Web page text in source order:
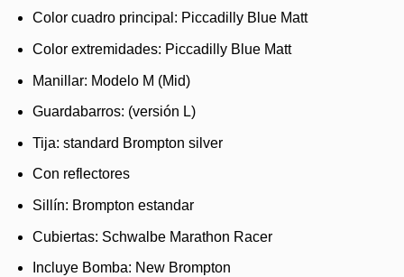
Color cuadro principal: Piccadilly Blue Matt
Color extremidades: Piccadilly Blue Matt
Manillar: Modelo M (Mid)
Guardabarros: (versión L)
Tija: standard Brompton silver
Con reflectores
Sillín: Brompton estandar
Cubiertas: Schwalbe Marathon Racer
Incluye Bomba: New Brompton